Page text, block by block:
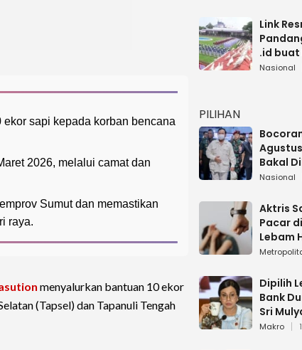
sapi kepada korban bencana
2026, melalui camat dan
Sumut dan memastikan
raya.
menyalurkan bantuan 10 ekor
(Tapsel) dan Tapanuli Tengah
Link
.id
Nasional
PILIHAN
Bakal
Nasional
Aktris
Pacar
Lebam
Dipilih
Bank
Sri
Makro